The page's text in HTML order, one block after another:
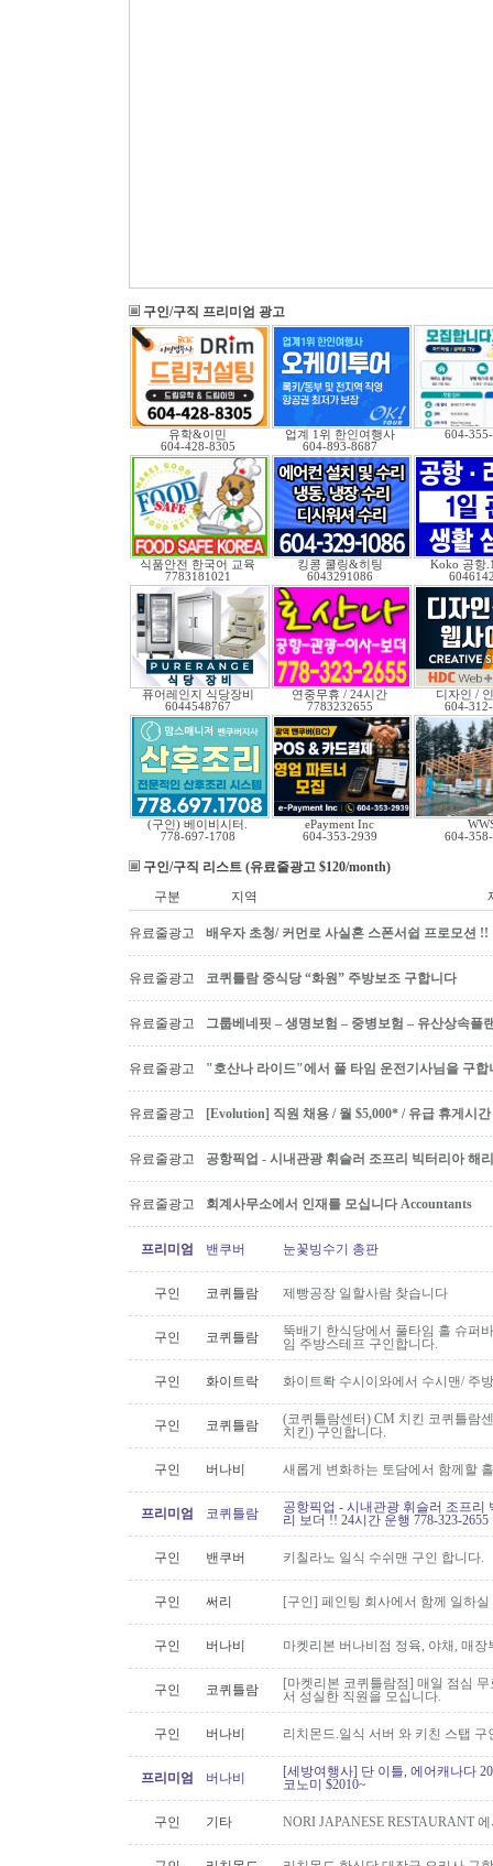
구인/구직 프리미엄 광고
유학&이민
604-428-8305
업계 1위 한인여행사
604-893-8687
604-
식품안전 한국어 교육
7783181021
킹콩 쿨링&히팅
6043291086
Koko 공항
퓨어레인지 식당장비
6044548767
연중무휴 / 24시간
7783232655
디자인 /
604-
(구인) 베이비시터.
778-697-1708
ePayment Inc
604-353-2939
604-
구인/구직 리스트 (유료줄광고 $120/month)
구분
지역
유료줄광고 배우자 초청/ 커먼로 사실혼 스폰서쉽 프로모션 !!
유료줄광고 코퀴틀람 중식당 “화원” 주방보조 구합니다
유료줄광고 그룹베네핏 – 생명보험 – 중병보험 – 유산상속플
유료줄광고 "호산나 라이드"에서 풀 타임 운전기사님을 구합
유료줄광고 [Evolution] 직원 채용 / 월 $5,000* / 유급 휴게시
유료줄광고 공항픽업 - 시내관광 휘슬러 조프리 빅터리아 해
유료줄광고 회계사무소에서 인재를 모십니다 Accountants
프리미엄 밴쿠버 눈꽃빙수기 총판
구인 코퀴틀람 제빵공장 일할사람 찾습니다
구인 코퀴틀람
뚝배기 한식당에서 풀타임 홀 슈퍼
임 주방스테프 구인합니다.
구인 화이트락 화이트롹 수시이와에서 수시맨/ 주
구인 코퀴틀람
(코퀴틀람센터) CM 치킨 코퀴틀람
치킨) 구인합니다.
구인 버나비 새롭게 변화하는 토담에서 함께할
프리미엄 코퀴틀람
공항픽업 - 시내관광 휘슬러 조프
리 보더 !! 24시간 운행 778-323-2655
구인 밴쿠버 키칠라노 일식 수쉬맨 구인 합니다.
구인 써리 [구인] 페인팅 회사에서 함께 일하
구인 버나비 마켓리본 버나비점 정육, 야채, 매
구인 코퀴틀람
[마켓리본 코퀴틀람점] 매일 점심
서 성실한 직원을 모십니다.
구인 버나비 리치몬드.일식 서버 와 키친 스탭 구
프리미엄 버나비
[세방여행사] 단 이틀, 에어캐나다
코노미 $2010~
구인 기타 NORI JAPANESE RESTAURANT